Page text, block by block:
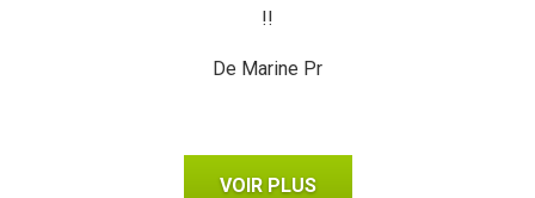
!!
De Marine Pr
VOIR PLUS